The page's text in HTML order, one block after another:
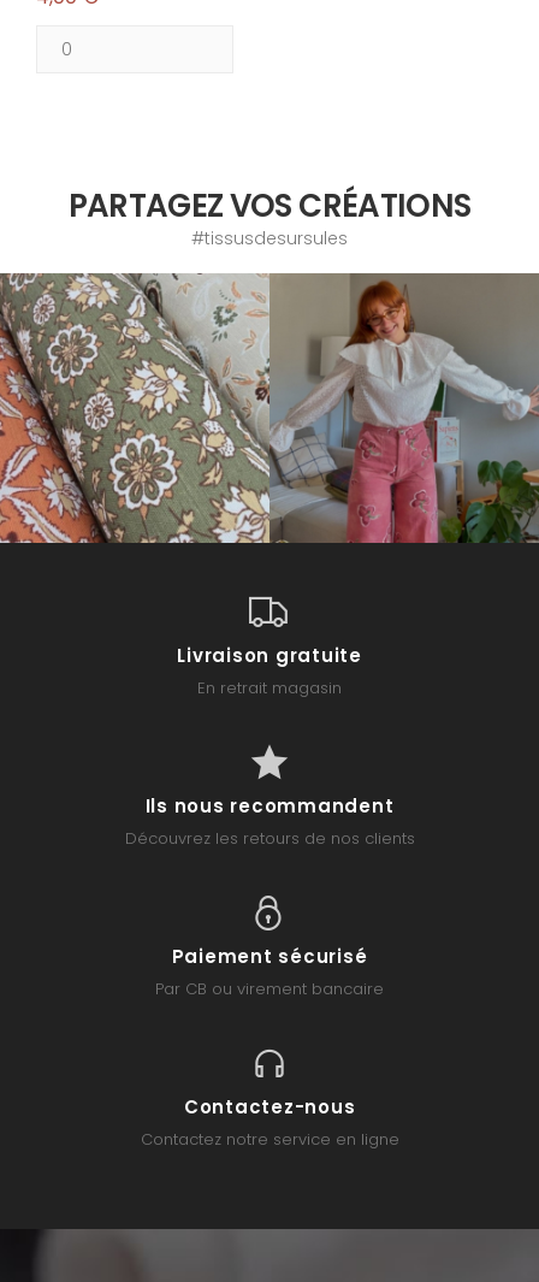
PARTAGEZ VOS CRÉATIONS
#tissusdesursules
Livraison gratuite
En retrait magasin
Ils nous recommandent
Découvrez les retours de nos clients
Paiement sécurisé
Par CB ou virement bancaire
Contactez-nous
Contactez notre service en ligne